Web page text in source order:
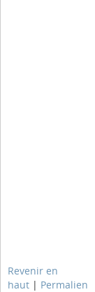
Revenir en
haut | Permalien